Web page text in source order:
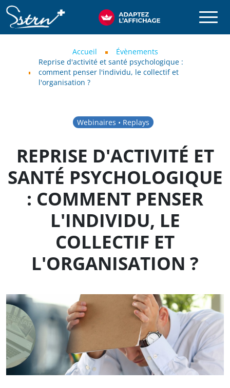
Aller au contenu principal
SSTRN
Accueil
Évènements
Reprise d'activité et santé psychologique :
comment penser l'individu, le collectif et
l'organisation ?
Webinaires • Replays
REPRISE D'ACTIVITÉ ET
SANTÉ PSYCHOLOGIQUE
: COMMENT PENSER
L'INDIVIDU, LE
COLLECTIF ET
L'ORGANISATION ?